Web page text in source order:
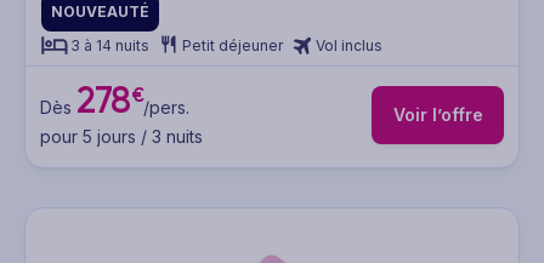
NOUVEAUTÉ
3 à 14 nuits
Petit déjeuner Vol inclus
Dès 278€/pers.
pour 5 jours / 3 nuits
Voir l’offre